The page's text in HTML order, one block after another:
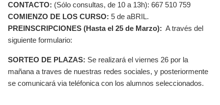
CONTACTO: (Sólo consultas, de 10 a 13h): 667 510 759
COMIENZO DE LOS CURSO: 5 de aBRIL.
PREINSCRIPCIONES (Hasta el 25 de Marzo): A través del
siguiente formulario:
SORTEO DE PLAZAS: Se realizará el viernes 26 por la
mañana a traves de nuestras redes sociales, y posteriormente
se comunicará via teléfonica con los alumnos seleccionados.